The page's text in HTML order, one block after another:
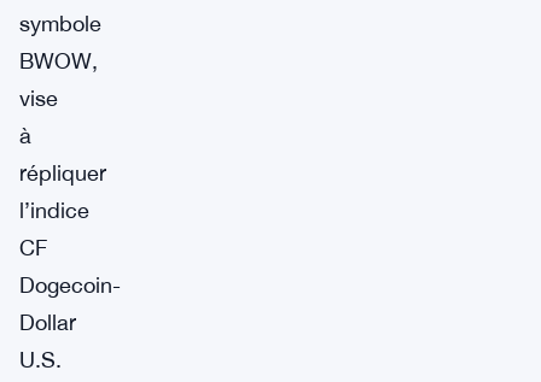
symbole
BWOW,
vise
à
répliquer
l’indice
CF
Dogecoin-
Dollar
U.S.